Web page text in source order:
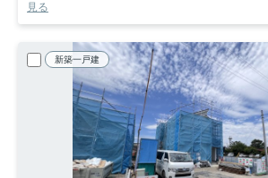
見る
新築一戸建